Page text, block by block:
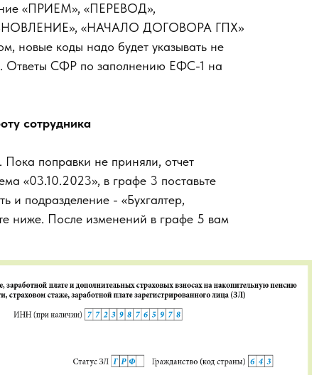
«ПРИЕМ», «ПЕРЕВОД»,
«НАЧАЛО ДОГОВОРА ГПХ»
коды надо будет указывать не
Ответы СФР по заполнению ЕФС-1 на
сотрудника
поправки не приняли, отчет
«03.10.2023», в графе 3 поставьте
и подразделение - «Бухгалтер,
ниже. После изменений в графе 5 вам